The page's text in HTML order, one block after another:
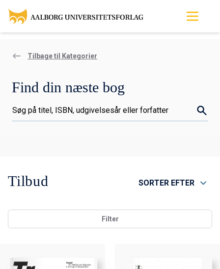
Tilbage til Kategorier
Find din næste bog
Søg..
Tilbud SORTER EFTER
Filter